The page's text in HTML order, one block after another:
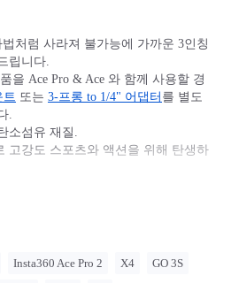
처럼 사라져 불가능에 가까운 3인칭
립니다.
을 Ace Pro & Ace 와 함께 사용할 경
트 또는 3-프롱 to 1/4" 어댑터 를 별도
.
소섬유 재질.
고강도 스포츠와 액션을 위해 탄생하
능.
Insta360 Ace Pro 2 X4 GO 3S